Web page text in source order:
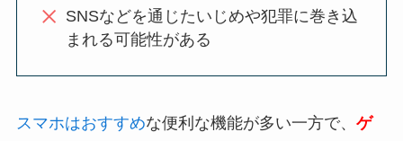
SNSなどを通じたいじめや犯罪に巻き込
まれる可能性がある
スマホはおすすめな便利な機能が多い一方で、 ゲ